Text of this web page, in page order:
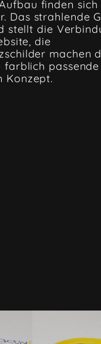
finden sich
Das strahlende
stellt die
die
machen
farblich passende
Konzept.